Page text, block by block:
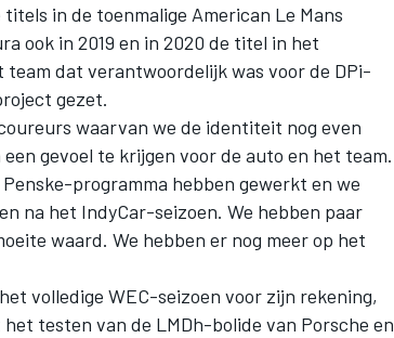
in de toenmalige American Le Mans
ook in 2019 en in 2020 de titel in het
team dat verantwoordelijk was voor de DPi-
gezet.
waarvan we de identiteit nog even
gevoel te krijgen voor de auto en het team.
programma hebben gewerkt en we
na het IndyCar-seizoen. We hebben paar
waard. We hebben er nog meer op het
volledige WEC-seizoen voor zijn rekening,
testen van de LMDh-bolide van Porsche en